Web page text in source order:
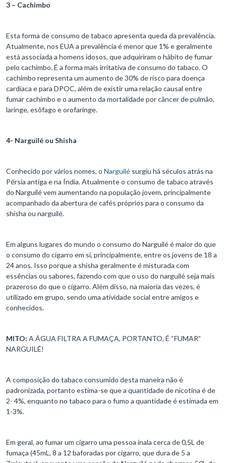
3 – Cachimbo
Esta forma de consumo de tabaco apresenta queda da prevalência.
Atualmente, nos EUA a prevalência é menor que 1% e geralmente
está associada a homens idosos, que adquiriram o hábito de fumar
pelo cachimbo. É a forma mais irritativa de consumo do tabaco. O
cachimbo representa um aumento de 30% de risco para doença
cardíaca e para DPOC, além de existir uma relação causal entre
fumar cachimbo e o aumento da mortalidade por câncer de pulmão,
laringe, esôfago e orofaringe.
4- Narguilé ou Shisha
Conhecido por vários nomes, o Narguilé surgiu há séculos atrás na
Pérsia antiga e na Índia. Atualmente o consumo de tabaco através
do Narguilé vem aumentando na população jovem, principalmente
acompanhado da abertura de cafés próprios para o consumo da
shisha ou narguilé.
Em alguns lugares do mundo o consumo do Narguilé é maior do que
o consumo do cigarro em si, principalmente, entre os jovens de 18 a
24 anos. Isso porque a shisha geralmente é misturada com
essências ou sabores, fazendo com que o uso do narguilé seja mais
prazeroso do que o cigarro. Além disso, na maioria das vezes, é
utilizado em grupo, sendo uma atividade social entre amigos e
conhecidos.
MITO: A ÁGUA FILTRA A FUMAÇA, PORTANTO, É “FUMAR”
NARGUILÉ!
A composição do tabaco consumido desta maneira não é
padronizada, portanto estima-se que a quantidade de nicotina é de
2- 4%, enquanto no tabaco para o fumo a quantidade é estimada em
1-3%.
Em geral, ao fumar um cigarro uma pessoa inala cerca de 0,5L de
fumaça (45mL, 8 a 12 baforadas por cigarro, que dura de 5 a